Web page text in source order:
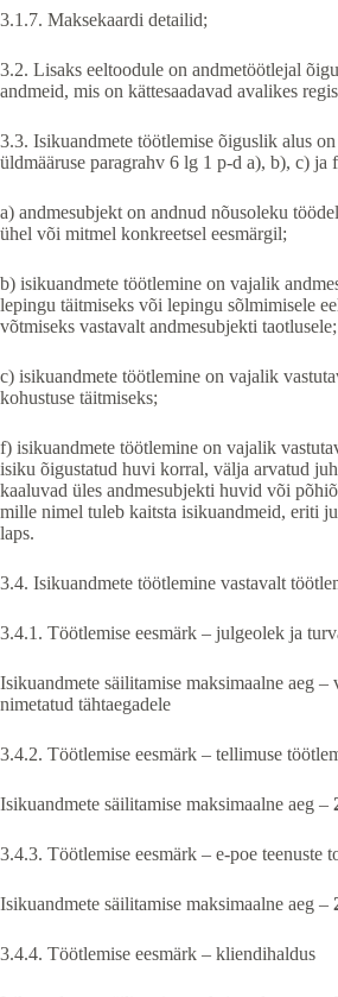
3.1.7. Maksekaardi detailid;
3.2. Lisaks eeltoodule on andmetöötlejal
andmeid, mis on kättesaadavad avalikes
3.3. Isikuandmete töötlemise õiguslik alus
üldmääruse paragrahv 6 lg 1 p-d a), b), c) ja
a) andmesubjekt on andnud nõusoleku
ühel või mitmel konkreetsel eesmärgil;
b) isikuandmete töötlemine on vajalik
lepingu täitmiseks või lepingu sõlmimisele
võtmiseks vastavalt andmesubjekti taotlusele;
c) isikuandmete töötlemine on vajalik
kohustuse täitmiseks;
f) isikuandmete töötlemine on vajalik
isiku õigustatud huvi korral, välja arvatud
kaaluvad üles andmesubjekti huvid või
mille nimel tuleb kaitsta isikuandmeid, eriti
laps.
3.4. Isikuandmete töötlemine vastavalt
3.4.1. Töötlemise eesmärk – julgeolek ja
Isikuandmete säilitamise maksimaalne aeg –
nimetatud tähtaegadele
3.4.2. Töötlemise eesmärk – tellimuse
Isikuandmete säilitamise maksimaalne aeg –
3.4.3. Töötlemise eesmärk – e-poe teenuste
Isikuandmete säilitamise maksimaalne aeg –
3.4.4. Töötlemise eesmärk – kliendihaldus